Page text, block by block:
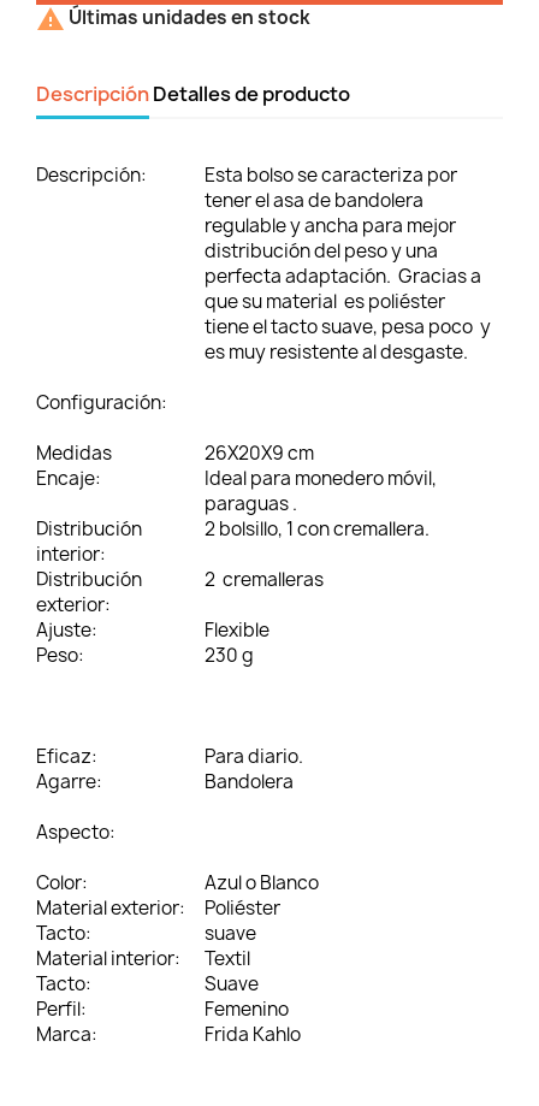
 Últimas unidades en stock
DescripciónDetalles de producto
Descripción:
Esta bolso se caracteriza por
tener el asa de bandolera
regulable y ancha para mejor
distribución del peso y una
perfecta adaptación. Gracias a
que su material es poliéster
tiene el tacto suave, pesa poco y
es muy resistente al desgaste.
Configuración:
Medidas
26X20X9 cm
Encaje:
Ideal para monedero móvil,
paraguas .
Distribución
interior:
2 bolsillo, 1 con cremallera.
Distribución
exterior:
2 cremalleras
Ajuste:
Flexible
Peso:
230 g
Eficaz:
Para diario.
Agarre:
Bandolera
Aspecto:
Color:
Azul o Blanco
Material exterior:
Poliéster
Tacto:
suave
Material interior:
Textil
Tacto:
Suave
Perfil:
Femenino
Marca:
Frida Kahlo